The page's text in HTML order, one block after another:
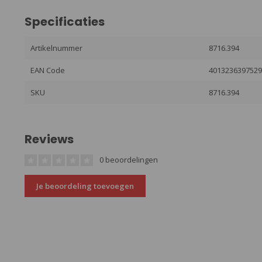
Specificaties
Artikelnummer 8716.394
EAN Code 4013236397529
SKU 8716.394
Reviews
0 beoordelingen
Je beoordeling toevoegen